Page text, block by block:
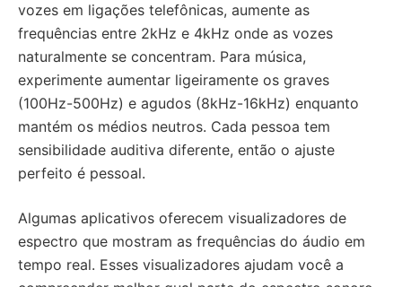
vozes em ligações telefônicas, aumente as
frequências entre 2kHz e 4kHz onde as vozes
naturalmente se concentram. Para música,
experimente aumentar ligeiramente os graves
(100Hz-500Hz) e agudos (8kHz-16kHz) enquanto
mantém os médios neutros. Cada pessoa tem
sensibilidade auditiva diferente, então o ajuste
perfeito é pessoal.
Algumas aplicativos oferecem visualizadores de
espectro que mostram as frequências do áudio em
tempo real. Esses visualizadores ajudam você a